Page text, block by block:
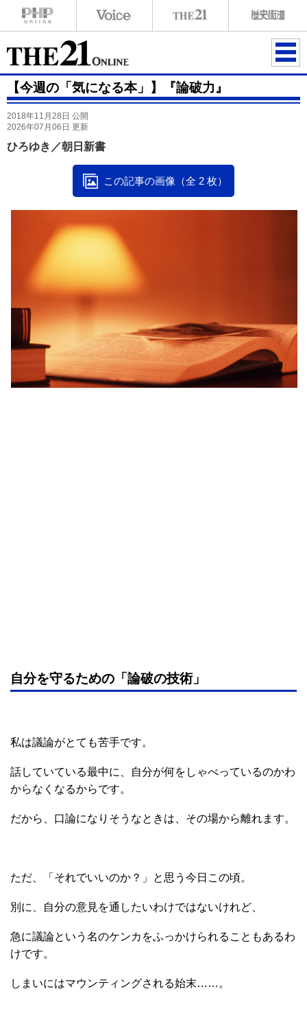
ME
【今週の「気になる本」】『論破力』
2018年11月28日 公開
2026年07月06日 更新
ひろゆき／朝日新書
この記事の画像（全 2 枚）
自分を守るための「論破の技術」
私は議論がとても苦手です。
話していている最中に、自分が何をしゃべっているのかわ
からなくなるからです。
だから、口論になりそうなときは、その場から離れます。
ただ、「それでいいのか？」と思う今日この頃。
別に、自分の意見を通したいわけではないけれど、
急に議論という名のケンカをふっかけられることもあるわ
けです。
しまいにはマウンティングされる始末……。